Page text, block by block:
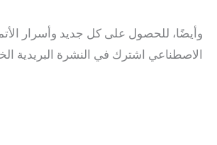
للحصول على كل جديد وأسرار الأتمتة
اشترك في النشرة البريدية الخاصة بنا: